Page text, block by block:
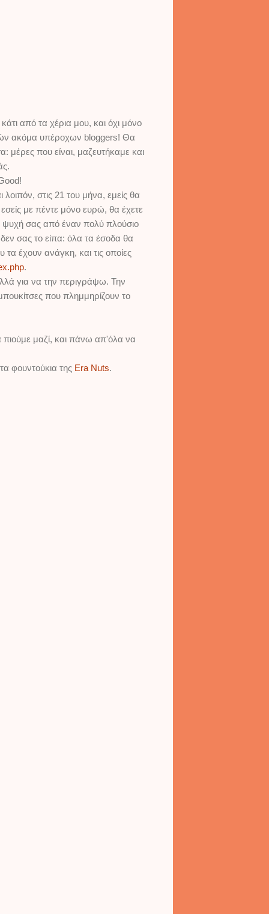
από τα χέρια μου, και όχι μόνο
ακόμα υπέροχων bloggers! Θα
μέρες που είναι, μαζευτήκαμε και
στις 21 του μήνα, εμείς θα
με πέντε μόνο ευρώ, θα έχετε
ψυχή σας από έναν πολύ πλούσιο
σας το είπα: όλα τα έσοδα θα
τα έχουν ανάγκη, και τις οποίες
.
για να την περιγράψω. Την
που πλημμηρίζουν το
πιούμε μαζί, και πάνω απ'όλα να
φουντούκια της Era Nuts.